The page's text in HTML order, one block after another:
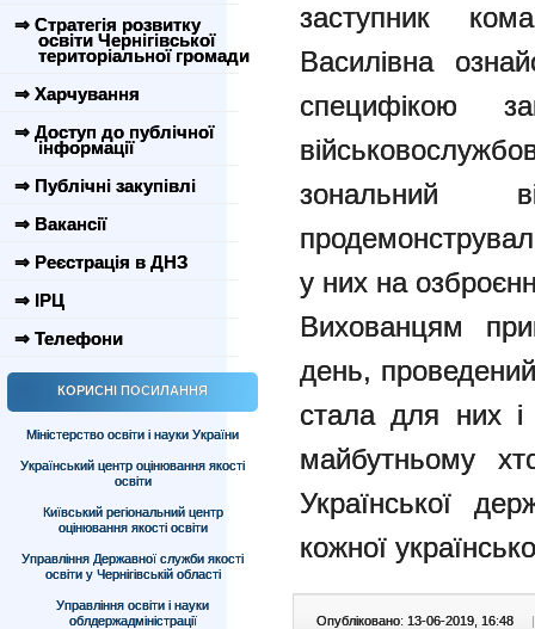
⇒ Стратегія розвитку
освіти Чернігівської
територіальної громади
⇒ Харчування
⇒ Доступ до публічної
інформації
⇒ Публічні закупівлі
⇒ Вакансії
⇒ Реєстрація в ДНЗ
⇒ ІРЦ
⇒ Телефони
КОРИСНІ ПОСИЛАННЯ
Міністерство освіти і науки України
Український центр оцінювання якості
освіти
Київський регіональний центр
оцінювання якості освіти
Управління Державної служби якості
освіти у Чернігівській області
Управління освіти і науки
облдержадміністрації
заступник
Василівна
специфікою
зональний
у них на
Вихованцям
день,
стала для них
майбутньому
Української
кожної
Опубліковано: 13-06-2019, 16:48 |